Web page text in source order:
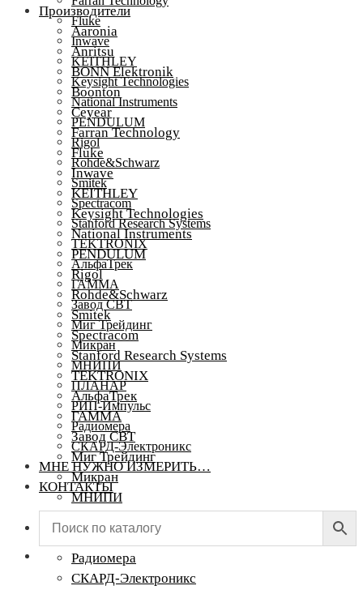
Fluke
Inwave
KEITHLEY
Keysight Technologies
National Instruments
PENDULUM
Rigol
Rohde&Schwarz
Smitek
Spectracom
Stanford Research Systems
TEKTRONIX
АльфаТрек
ГАММА
Завод СВТ
Миг Трейдинг
Микран
МНИПИ
ПЛАНАР
РИП-Импульс
Радиомера
СКАРД-Электроникс
МНЕ НУЖНО ИЗМЕРИТЬ…
КОНТАКТЫ
Производители
Aaronia
Anritsu
BONN Elektronik
Boonton
Ceyear
Farran Technology
Fluke
Inwave
KEITHLEY
Keysight Technologies
National Instruments
PENDULUM
Rigol
Rohde&Schwarz
Smitek
Spectracom
Stanford Research Systems
TEKTRONIX
АльфаТрек
ГАММА
Завод СВТ
Миг Трейдинг
Микран
МНИПИ
РИП-Импульс
Радиомера
СКАРД-Электроникс